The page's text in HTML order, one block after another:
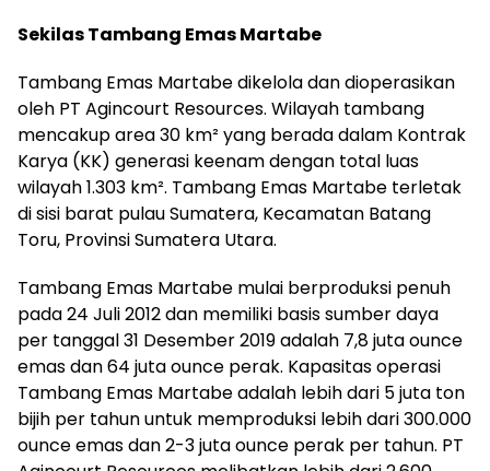
Sekilas Tambang Emas Martabe
Tambang Emas Martabe dikelola dan dioperasikan
oleh PT Agincourt Resources. Wilayah tambang
mencakup area 30 km² yang berada dalam Kontrak
Karya (KK) generasi keenam dengan total luas
wilayah 1.303 km². Tambang Emas Martabe terletak
di sisi barat pulau Sumatera, Kecamatan Batang
Toru, Provinsi Sumatera Utara.
Tambang Emas Martabe mulai berproduksi penuh
pada 24 Juli 2012 dan memiliki basis sumber daya
per tanggal 31 Desember 2019 adalah 7,8 juta ounce
emas dan 64 juta ounce perak. Kapasitas operasi
Tambang Emas Martabe adalah lebih dari 5 juta ton
bijih per tahun untuk memproduksi lebih dari 300.000
ounce emas dan 2-3 juta ounce perak per tahun. PT